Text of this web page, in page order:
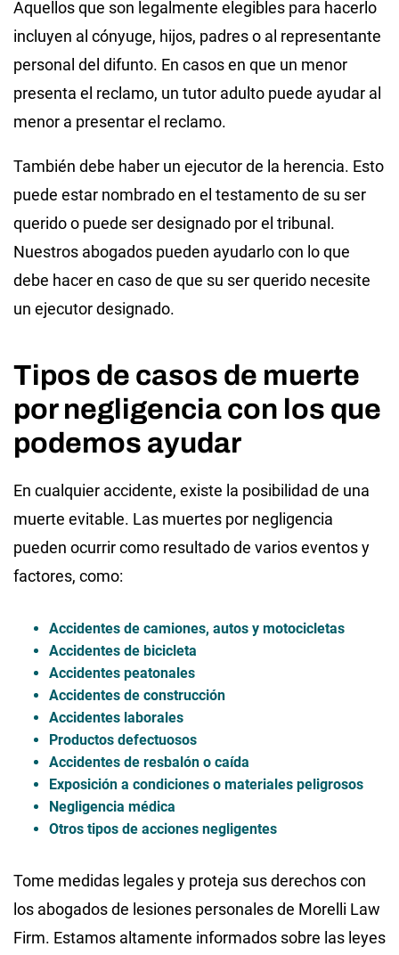
Aquellos que son legalmente elegibles para hacerlo
incluyen al cónyuge, hijos, padres o al representante
personal del difunto. En casos en que un menor
presenta el reclamo, un tutor adulto puede ayudar al
menor a presentar el reclamo.
También debe haber un ejecutor de la herencia. Esto
puede estar nombrado en el testamento de su ser
querido o puede ser designado por el tribunal.
Nuestros abogados pueden ayudarlo con lo que
debe hacer en caso de que su ser querido necesite
un ejecutor designado.
Tipos de casos de muerte
por negligencia con los que
podemos ayudar
En cualquier accidente, existe la posibilidad de una
muerte evitable. Las muertes por negligencia
pueden ocurrir como resultado de varios eventos y
factores, como:
Accidentes de camiones, autos y motocicletas
Accidentes de bicicleta
Accidentes peatonales
Accidentes de construcción
Accidentes laborales
Productos defectuosos
Accidentes de resbalón o caída
Exposición a condiciones o materiales peligrosos
Negligencia médica
Otros tipos de acciones negligentes
Tome medidas legales y proteja sus derechos con
los abogados de lesiones personales de Morelli Law
Firm. Estamos altamente informados sobre las leyes